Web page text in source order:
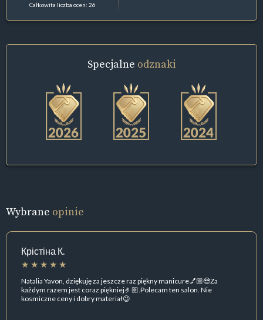
Całkowita liczba ocen: 26
Specjalne odznaki
Wybrane opinie
Крістіна К.
Natalia Yavon, dziękuję za jeszcze raz piękny manicure💅🏼😍Za
każdym razem jest coraz piękniej🤌🏼.Polecam ten salon. Nie
kosmiczne ceny i dobry materiał😉